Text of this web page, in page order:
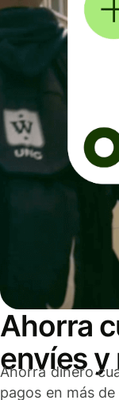
Ahorra
envíes y
Ahorra dinero
pagos en más